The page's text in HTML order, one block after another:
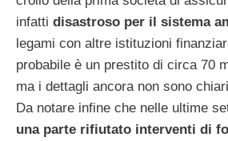
infatti disastroso per il sistema
legami con altre istituzioni
probabile è un prestito di circa 70
ma i dettagli ancora non sono
Da notare infine che nelle ultime
una parte rifiutato interventi di